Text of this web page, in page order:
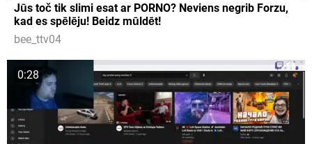
Jūs toč tik slimi esat ar PORNO? Neviens negrib Forzu,
kad es spēlēju! Beidz mūldēt!
bee_ttv04
0:28